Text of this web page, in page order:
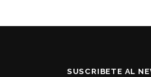
SUSCRIBETE AL